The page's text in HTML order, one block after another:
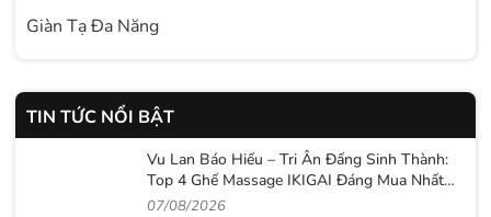
Giàn Tạ Đa Năng
TIN TỨC NỔI BẬT
Vu Lan Báo Hiếu – Tri Ân Đấng Sinh Thành:
Top 4 Ghế Massage IKIGAI Đáng Mua Nhất
2026
07/08/2026